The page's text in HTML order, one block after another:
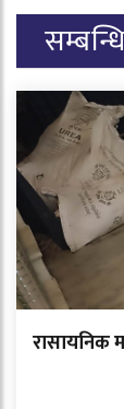
रासायनिक